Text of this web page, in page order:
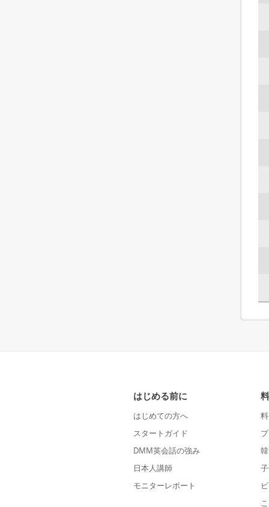
はじめる前に
はじめての方へ
スタートガイド
DMM英会話の強み
日本人講師
モニターレポート